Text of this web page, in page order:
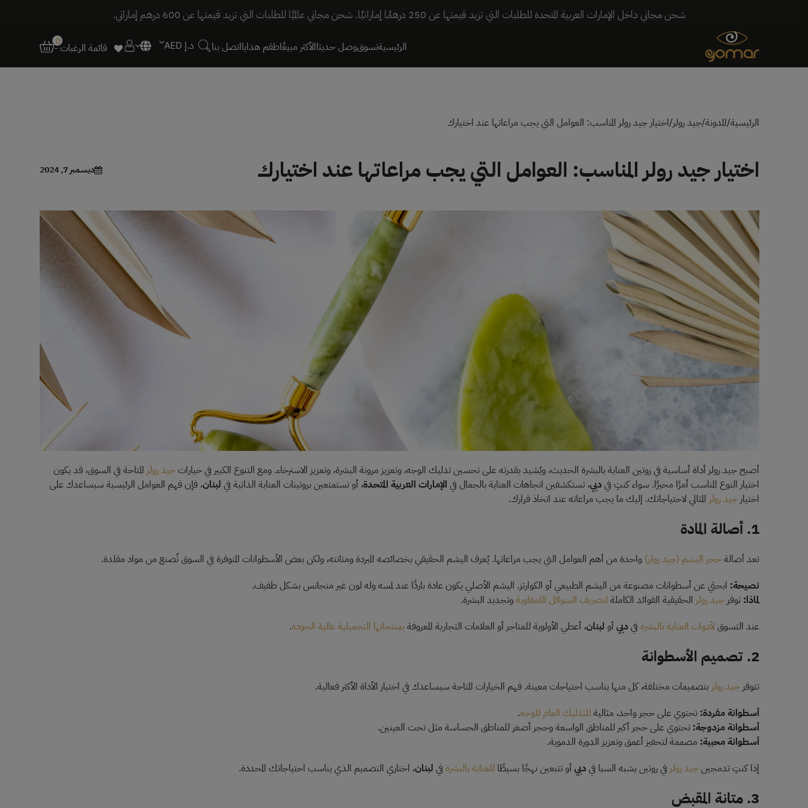
شحن مجاني داخل الإمارات العربية المتحدة للطلبات التي تزيد قيمتها عن 250 درهمًا إماراتيًا. شحن مجاني عالميًا للطلبات التي تزيد قيمتها عن 600 درهم إماراتي.
الرئيسيةتسوقوصل حديثاالأكثر مبيعًاطقم هدايااتصل بنا د.إ AED قائمة الرغبات -
0
الرئيسية/المدونة/جيد رولر/اختيار جيد رولر المناسب: العوامل التي يجب مراعاتها عند اختيارك
اختيار جيد رولر المناسب: العوامل التي يجب مراعاتها عند اختيارك ديسمبر 7, 2024
أصبح جيد رولر أداة أساسية في روتين العناية بالبشرة الحديث، ويُشيد بقدرته على تحسين تدليك الوجه، وتعزيز مرونة البشرة، وتعزيز الاسترخاء. ومع التنوع الكبير في خياراتجيد رولر المتاحة في السوق، قد يكون
اختيار النوع المناسب أمرًا محيرًا. سواء كنتِ فيدبي، تستكشفين اتجاهات العناية بالجمال في الإمارات العربية المتحدة، أو تستمتعين بروتينات العناية الذاتية في لبنان، فإن فهم العوامل الرئيسية سيساعدك على
اختيارجيد رولر المثالي لاحتياجاتك. إليك ما يجب مراعاته عند اتخاذ قرارك.
1. أصالة المادة
تعد أصالةحجر اليشم (جيد رولر) واحدة من أهم العوامل التي يجب مراعاتها. يُعرف اليشم الحقيقي بخصائصه المبردة ومتانته، ولكن بعض الأسطوانات المتوفرة في السوق تُصنع من مواد مقلدة.
نصيحة: ابحثي عن أسطوانات مصنوعة من اليشم الطبيعي أو الكوارتز. اليشم الأصلي يكون عادة باردًا عند لمسه وله لون غير متجانس بشكل طفيف.
لماذا: توفرجيد رولر الحقيقية الفوائد الكاملة لتصريف السوائل اللمفاويةوتجديد البشرة.
عند التسوقلأدوات العناية بالبشرة فيدبيأو لبنان، أعطي الأولوية للمتاجر أو العلامات التجارية المعروفةبمنتجاتها التجميلية عالية الجودة.
2. تصميم الأسطوانة
تتوفرجيد رولر بتصميمات مختلفة، كل منها يناسب احتياجات معينة. فهم الخيارات المتاحة سيساعدك في اختيار الأداة الأكثر فعالية.
أسطوانة مفردة: تحتوي على حجر واحد، مثالية للتدليك العام للوجه.
أسطوانة مزدوجة: تحتوي على حجر أكبر للمناطق الواسعة وحجر أصغر للمناطق الحساسة مثل تحت العينين.
أسطوانة محببة: مصممة لتحفيز أعمق وتعزيز الدورة الدموية.
إذا كنتِ تدمجينجيد رولر في روتين يشبه السبا فيدبيأو تتبعين نهجًا بسيطًا للعناية بالبشرة في لبنان، اختاري التصميم الذي يناسب احتياجاتك المحددة.
3. متانة المقبض